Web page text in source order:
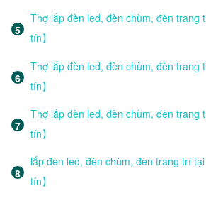
Thợ lắp đèn led, đèn chùm, đèn trang
tín】
Thợ lắp đèn led, đèn chùm, đèn trang
tín】
Thợ lắp đèn led, đèn chùm, đèn trang
tín】
lắp đèn led, đèn chùm, đèn trang trí
tín】